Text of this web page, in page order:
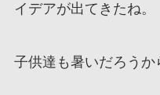
イデアが出てきたね。
子供達も暑いだろうか